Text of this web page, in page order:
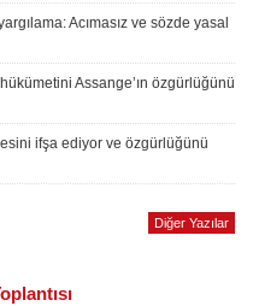
Acımasız ve sözde yasal
Assange’ın özgürlüğünü
ifşa ediyor ve özgürlüğünü
Diğer Yazılar